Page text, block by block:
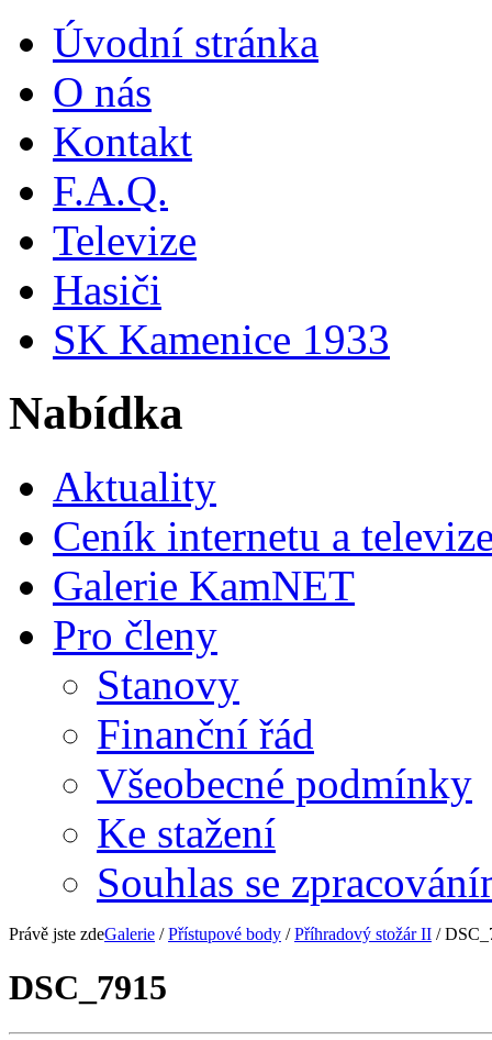
Úvodní stránka
O nás
Kontakt
F.A.Q.
Televize
Hasiči
SK Kamenice 1933
Nabídka
Aktuality
Ceník internetu a
Galerie KamNET
Pro členy
Stanovy
Finanční řád
Všeobecné podmínky
Ke stažení
Souhlas se
Právě jste zdeGalerie /Přístupové body /Příhradový stožár II /
DSC_7915